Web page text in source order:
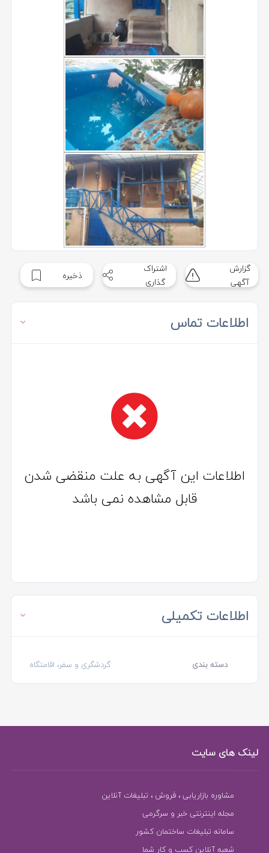
گزارش
آگهی
اشتراک
گذاری
ذخیره
اطلاعات تماس
اطلاعات این آگهی به علت منقضی شدن
قابل مشاهده نمی باشد
اطلاعات تکمیلی
دسته بندی گردشگری و سفر، اقامتگاه
لینک های سایت
مشاوره بازاریابی ، فروش ، تبلیغات آنلاین
مجله اینترنتی خبر و سرگرمی
سامانه تبلیغات ساختمان کشور
شعبه آنلاین کسب و کار شما